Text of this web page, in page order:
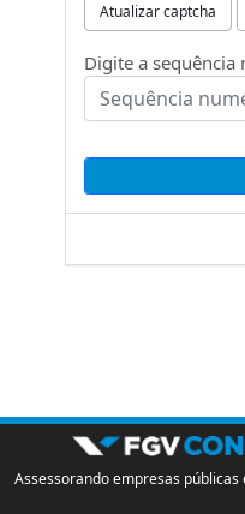
Atualizar captcha
Digite a sequência
Assessorando empresas